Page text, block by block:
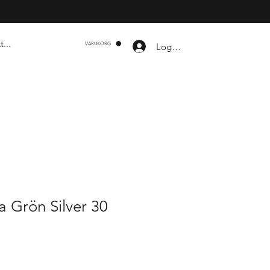
VARUKORG Logga in
Grön Silver 30